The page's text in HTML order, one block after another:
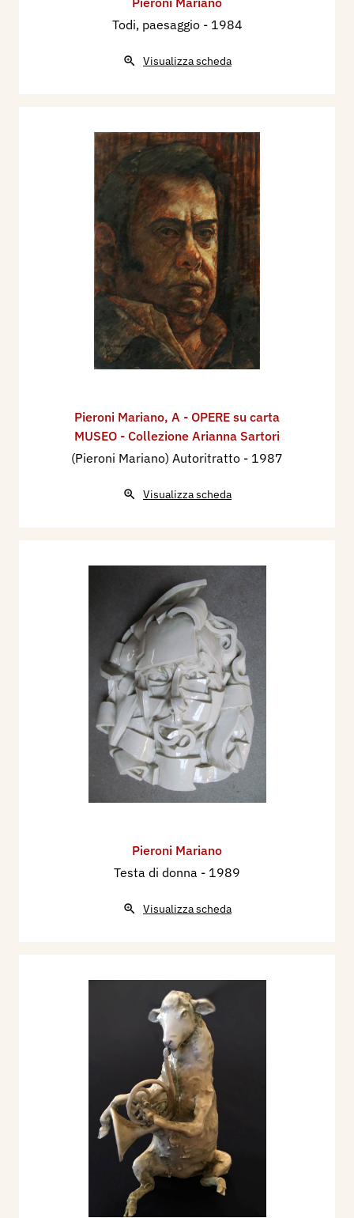
Todi, paesaggio - 1984
Visualizza scheda
Pieroni Mariano, A - OPERE su carta
MUSEO - Collezione Arianna Sartori
(Pieroni Mariano) Autoritratto - 1987
Visualizza scheda
Pieroni Mariano
Testa di donna - 1989
Visualizza scheda